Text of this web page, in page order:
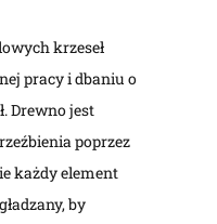
krzeseł
pracy i dbaniu o
Drewno jest
poprzez
każdy element
by